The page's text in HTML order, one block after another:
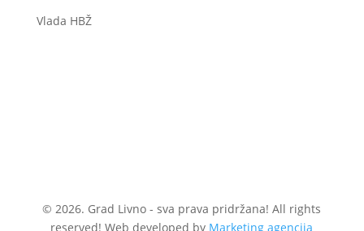
Vlada HBŽ
© 2026. Grad Livno - sva prava pridržana! All rights
reserved! Web developed by Marketing agencija